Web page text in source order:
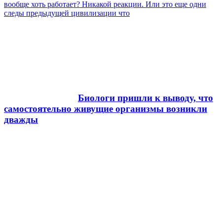
вообще хоть работает? Никакой реакции. Или это еще одни
следы предыдущей цивилизации что
Биологи пришли к выводу, что
самостоятельно живущие организмы возникли
дважды